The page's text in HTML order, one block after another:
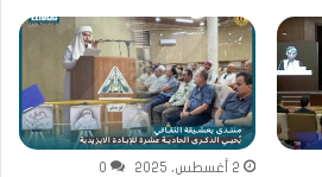
2 أغسطس، 2025 0